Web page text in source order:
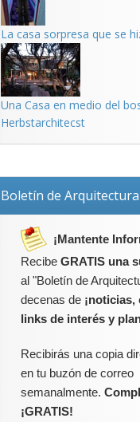
La casa sorpresa que se
Una Casa en medio del
Herbstarchitecst
Boletín de Arquitectura
¡Mantente
Recibe GRATIS una
al "Boletín de
decenas de ¡noticias,
links de interés y
Recibirás una copia
en tu buzón de correo
semanalmente.
¡GRATIS!